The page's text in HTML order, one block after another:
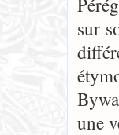
sur
une